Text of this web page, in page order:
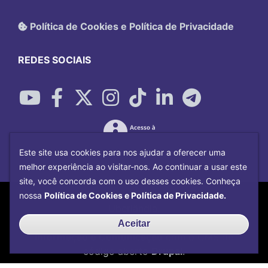
Política de Cookies e Política de Privacidade
REDES SOCIAIS
Copyright©2026Universidade Federal
Centro de Tecnologia da
Informação e Comunicaçãocom o CMS de
código abertoDrupal.
Este site usa cookies para nos ajudar a oferecer uma
melhor experiência ao visitar-nos. Ao continuar a usar este
site, você concorda com o uso desses cookies. Conheça
nossa Política de Cookies e Política de Privacidade.
Aceitar